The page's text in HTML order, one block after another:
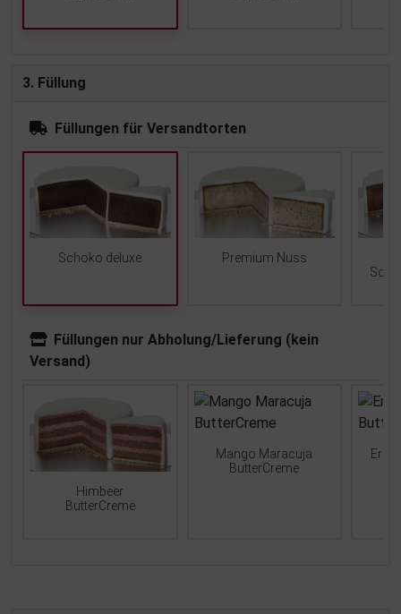
3. Füllung
Füllungen für Versandtorten
Schoko deluxe
Premium Nuss
Füllungen nur Abholung/Lieferung (kein
Versand)
Himbeer
ButterCreme
Mango Maracuja
ButterCreme